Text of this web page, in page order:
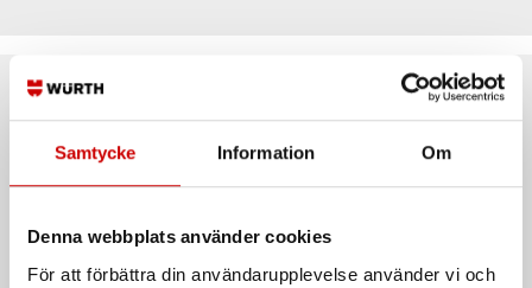
Samtycke Information Om
Denna webbplats använder cookies
För att förbättra din användarupplevelse använder vi och
Rekommenderat baserat på vald produkt